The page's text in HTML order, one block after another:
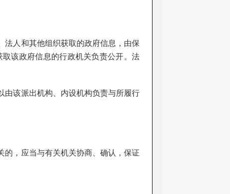
人和其他组织获取的政府信息，由保
该政府信息的行政机关负责公开。法
由该派出机构、内设机构负责与所履行
，应当与有关机关协商、确认，保证